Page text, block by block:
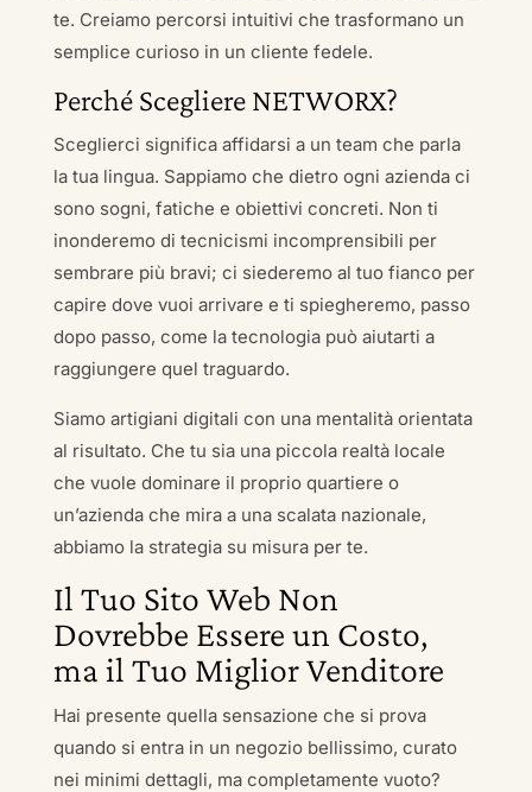
te. Creiamo percorsi intuitivi che trasformano un
semplice curioso in un cliente fedele.
Perché Scegliere NETWORX?
Sceglierci significa affidarsi a un team che parla
la tua lingua. Sappiamo che dietro ogni azienda ci
sono sogni, fatiche e obiettivi concreti. Non ti
inonderemo di tecnicismi incomprensibili per
sembrare più bravi; ci siederemo al tuo fianco per
capire dove vuoi arrivare e ti spiegheremo, passo
dopo passo, come la tecnologia può aiutarti a
raggiungere quel traguardo.
Siamo artigiani digitali con una mentalità orientata
al risultato. Che tu sia una piccola realtà locale
che vuole dominare il proprio quartiere o
un’azienda che mira a una scalata nazionale,
abbiamo la strategia su misura per te.
Il Tuo Sito Web Non
Dovrebbe Essere un Costo,
ma il Tuo Miglior Venditore
Hai presente quella sensazione che si prova
quando si entra in un negozio bellissimo, curato
nei minimi dettagli, ma completamente vuoto?